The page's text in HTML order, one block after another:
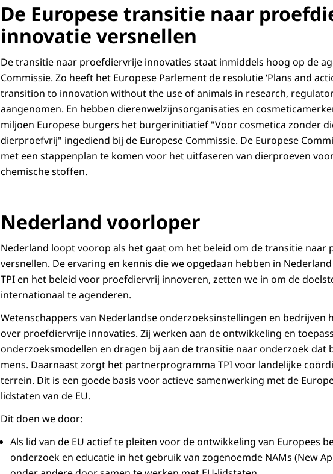
Ondertiteling
Download
vet en vuil, organismen, of door andere eigenschappen aan het
Maar chemische stoffen kunnen ook nadelen hebben. Ze
afbreken in het milieu. Chemicaliën kunnen op verschillende
Sommige kunnen leiden tot orgaan falen of de hersenen
veroorzaken kanker of verstoren de voortplanting. Sommige
allergie.
Testen dienen om gevaren en risico's van chemicaliën te
eigen test. Nieuwe testen moeten worden ontwikkeld die
uitdagingen. Zodat op nieuwe negatieve effecten kan worden
hormoonverstoring. Methodes geschikt voor geavanceerde
Gelukkig worden allerlei nieuwe methodes ontwikkeld en
alle methodes hebben beperkingen. De biologische en
testmethodes moet worden vastgesteld. Daarom is relevantie
stap voor validatie.
Als tweede stap moet de betrouwbaarheid van een test worden
een test kunnen verschillen onder verschillende
zijn, moeten methodes dezelfde uitkomst geven onder
Het moet niet uitmaken wie de test uitvoert of waar, de
zijn.
Samen geven goed beschreven procedures betrouwbare en
vertrouwen geven in nieuwe testmethodes.
Gevalideerde methodes zijn nodig om de veiligheid van
gezondheids- en milieurisico's te voorkomen. Tijdig investeren
voor veiligheidsbeoordelingen.
De Europese transitie naar
innovatie versnellen
De transitie naar proefdiervrije innovaties staat inmiddels hoog op de
Commissie. Zo heeft het Europese Parlement de resolutie ‘Plans and
transition to innovation without the use of animals in research,
aangenomen. En hebben dierenwelzijnsorganisaties en
miljoen Europese burgers het burgerinitiatief "Voor cosmetica zonder
dierproefvrij" ingediend bij de Europese Commissie. De Europese
met een stappenplan te komen voor het uitfaseren van dierproeven
chemische stoffen.
Nederland voorloper
Nederland loopt voorop als het gaat om het beleid om de transitie
versnellen. De ervaring en kennis die we opgedaan hebben in
TPI en het beleid voor proefdiervrij innoveren, zetten we in om de
internationaal te agenderen.
Wetenschappers van Nederlandse onderzoeksinstellingen en bedrijven
over proefdiervrije innovaties. Zij werken aan de ontwikkeling en
onderzoeksmodellen en dragen bij aan de transitie naar onderzoek dat
mens. Daarnaast zorgt het partnerprogramma TPI voor landelijke
terrein. Dit is een goede basis voor actieve samenwerking met de
lidstaten van de EU.
Dit doen we door:
Als lid van de EU actief te pleiten voor de ontwikkeling van Europees
onderzoek en educatie in het gebruik van zogenoemde NAMs (New